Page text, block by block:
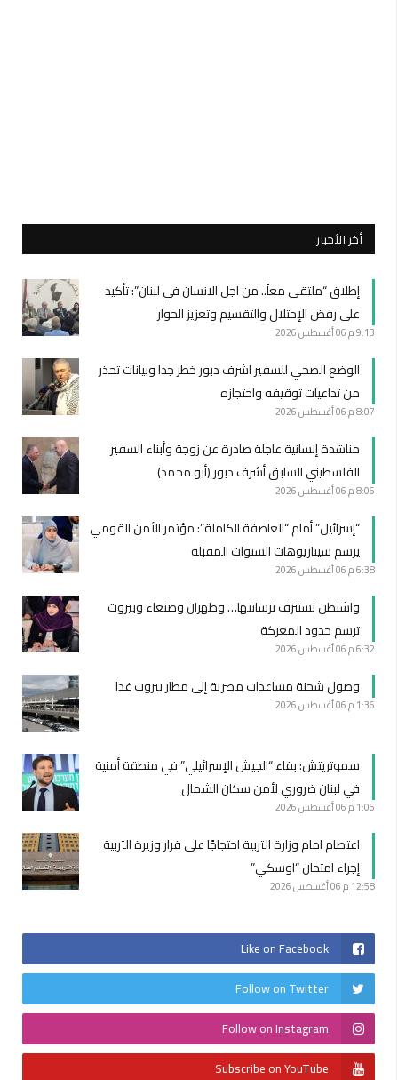
أخر الأخبار
إطلاق “ملتقى معاً.. من اجل الانسان في لبنان”: تأكيد
على رفض الإحتلال والتقسيم وتعزيز الحوار
9:13 م 06 أغسطس 2026
الوضع الصحي للسفير اشرف دبور خطر جدا وبيانات تحذر
من تداعيات توقيفه واحتجازه
8:07 م 06 أغسطس 2026
مناشدة إنسانية عاجلة صادرة عن زوجة وأبناء السفير
الفلسطيني السابق أشرف دبور (أبو محمد)
8:06 م 06 أغسطس 2026
“إسرائيل” أمام “العاصفة الكاملة”: مؤتمر الأمن القومي
يرسم سيناريوهات السنوات المقبلة
6:38 م 06 أغسطس 2026
واشنطن تستنزف ترسانتها… وطهران وصنعاء وبيروت
ترسم حدود المعركة
6:32 م 06 أغسطس 2026
وصول شحنة مساعدات مصرية إلى مطار بيروت غدا
1:36 م 06 أغسطس 2026
سموتريتش: بقاء “الجيش الإسرائيلي” في منطقة أمنية
في لبنان ضروري لأمن سكان الشمال
1:06 م 06 أغسطس 2026
اعتصام امام وزارة التربية احتجاجًا على قرار وزيرة التربية
إجراء امتحان “اوسكي”
12:58 م 06 أغسطس 2026
Like on Facebook
Follow on Twitter
Follow on Instagram
Subscribe on YouTube